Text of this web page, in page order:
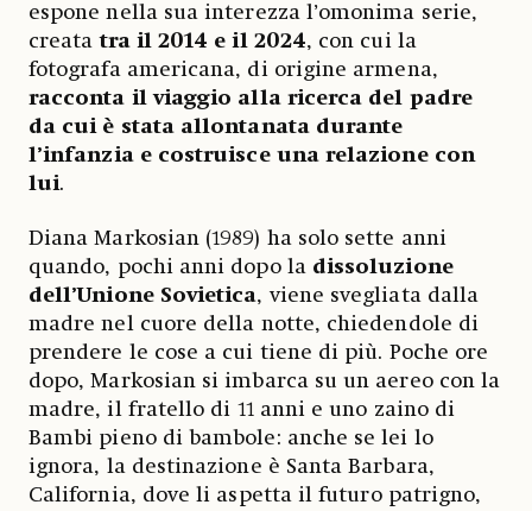
espone nella sua interezza l’omonima serie,
creatatra il 2014 e il 2024, con cui la
fotografa americana, di origine armena,
racconta il viaggio alla ricerca del padre
da cui è stata allontanata durante
l’infanzia e costruisce una relazione con
lui.
Diana Markosian (1989) ha solo sette anni
quando, pochi anni dopo la dissoluzione
dell’Unione Sovietica, viene svegliata dalla
madre nel cuore della notte, chiedendole di
prendere le cose a cui tiene di più. Poche ore
dopo, Markosian si imbarca su un aereo con la
madre, il fratello di 11 anni e uno zaino di
Bambi pieno di bambole: anche se lei lo
ignora, la destinazione è Santa Barbara,
California, dove li aspetta il futuro patrigno,